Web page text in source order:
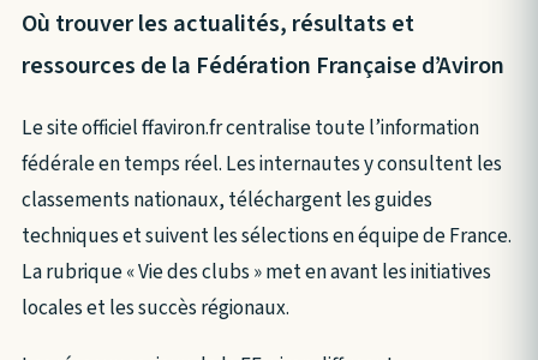
Où trouver les actualités, résultats et
ressources de la Fédération Française d’Aviron
Le site officiel ffaviron.fr centralise toute l’information
fédérale en temps réel. Les internautes y consultent les
classements nationaux, téléchargent les guides
techniques et suivent les sélections en équipe de France.
La rubrique « Vie des clubs » met en avant les initiatives
locales et les succès régionaux.